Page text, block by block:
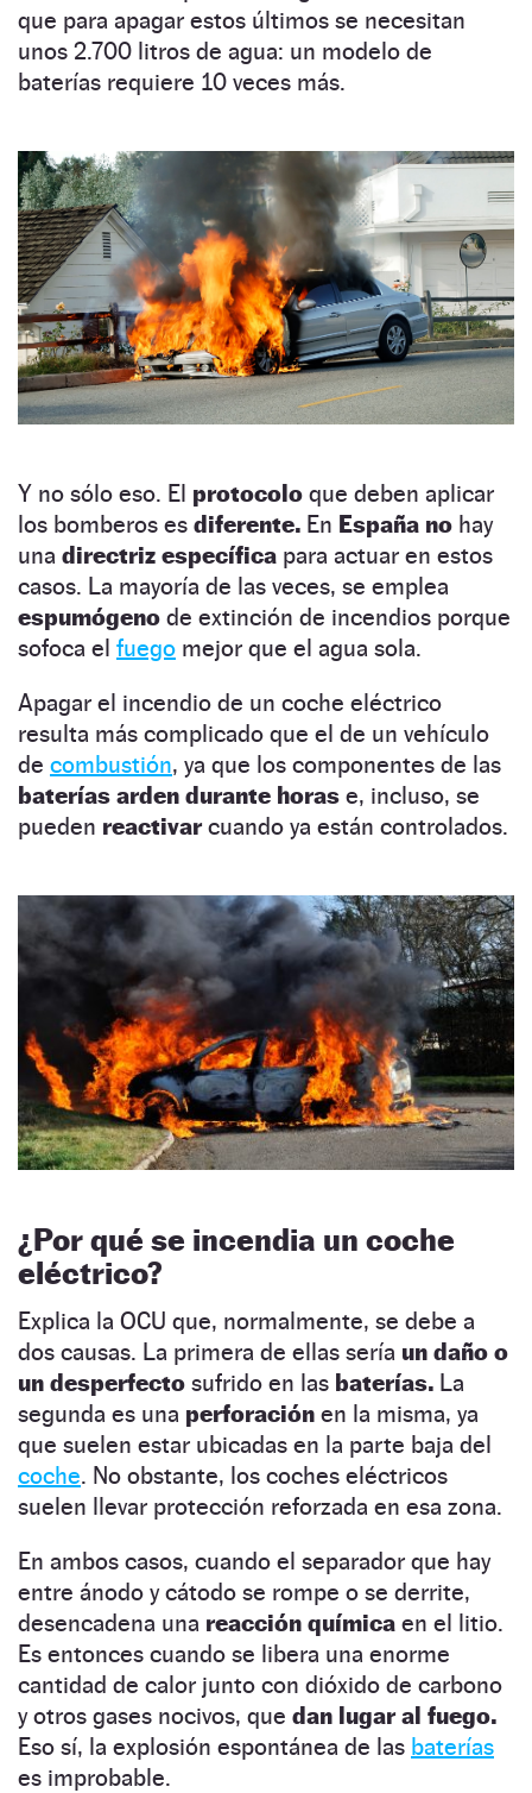
que para apagar estos últimos se necesitan
unos 2.700 litros de agua: un modelo de
baterías requiere 10 veces más.
Y no sólo eso. El protocolo que deben aplicar
los bomberos es diferente. En España no hay
una directriz específica para actuar en estos
casos. La mayoría de las veces, se emplea
espumógeno de extinción de incendios porque
sofoca el fuego mejor que el agua sola.
Apagar el incendio de un coche eléctrico
resulta más complicado que el de un vehículo
de combustión, ya que los componentes de las
baterías arden durante horas e, incluso, se
pueden reactivarcuando ya están controlados.
¿Por qué se incendia un coche
eléctrico?
Explica la OCU que, normalmente, se debe a
dos causas. La primera de ellas sería un daño o
un desperfecto sufrido en las baterías. La
segunda es una perforación en la misma, ya
que suelen estar ubicadas en la parte baja del
coche. No obstante, los coches eléctricos
suelen llevar protección reforzada en esa zona.
En ambos casos, cuando el separador que hay
entre ánodo y cátodo se rompe o se derrite,
desencadena una reacción química en el litio.
Es entonces cuando se libera una enorme
cantidad de calor junto con dióxido de carbono
y otros gases nocivos, que dan lugar al fuego.
Eso sí, la explosión espontánea de las baterías
es improbable.